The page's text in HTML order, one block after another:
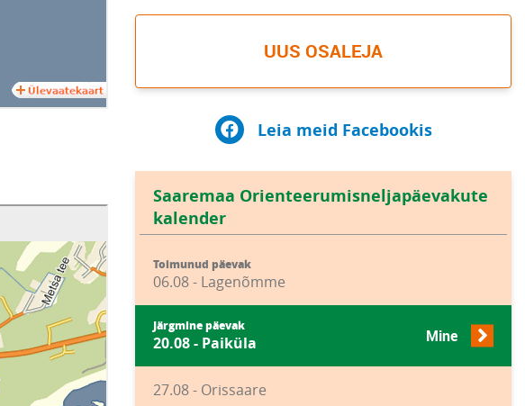
UUS OSALEJA
Leia meid Facebookis
Saaremaa Orienteerumisneljapäevakute
kalender
Toimunud päevak
06.08 - Lagenõmme
Järgmine päevak
20.08 - Paiküla Mine
27.08 - Orissaare